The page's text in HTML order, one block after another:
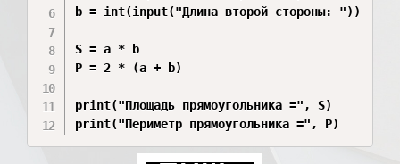
b = int(input("Длина второй стороны: "))
S = a * b
P = 2 * (a + b)
print("Площадь прямоугольника =", S)
print("Периметр прямоугольника =", P)